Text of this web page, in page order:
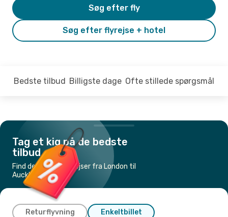
Søg efter flyrejse + hotel
Søg efter fly
Bedste tilbud Billigste dage Ofte stillede spørgsmål
Tag et kig på de bedste
tilbud
Find de billigste flyrejser fra London til
Auckland
Returflyvning Enkeltbillet